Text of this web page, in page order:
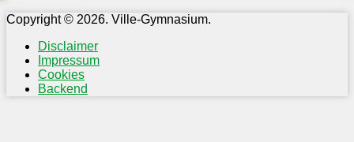
Copyright © 2026. Ville-Gymnasium.
Disclaimer
Impressum
Cookies
Backend